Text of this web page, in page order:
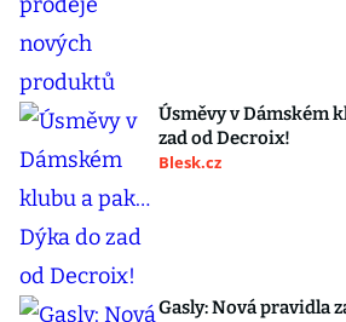
Úsměvy v Dámském
zad od Decroix!
Blesk.cz
Gasly: Nová pravidla